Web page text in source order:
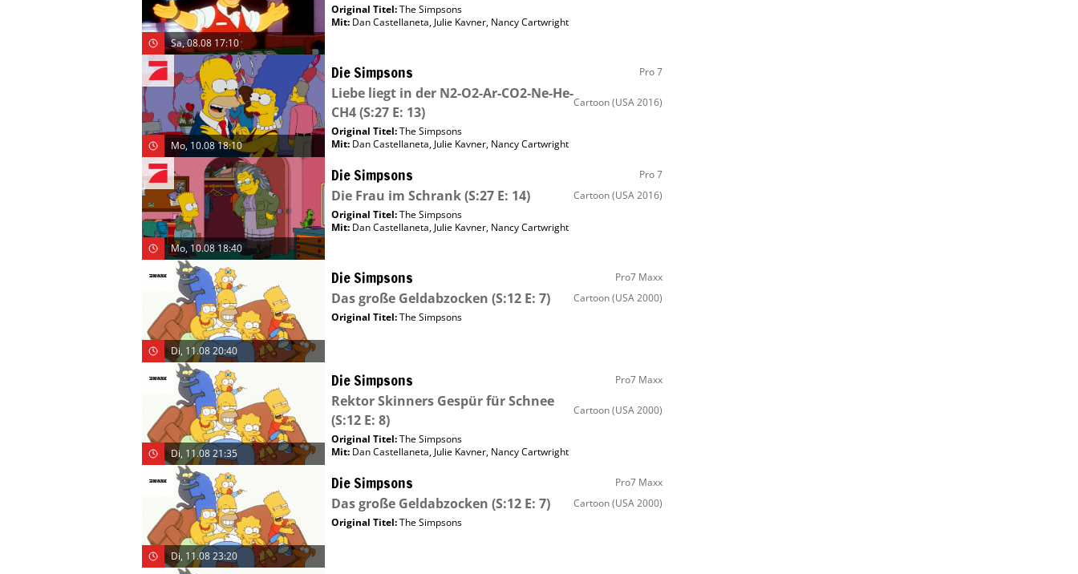
Sa, 08.08 17:10
Original Titel:The Simpsons
Mit: Dan Castellaneta, Julie Kavner, Nancy Cartwright
Mo, 10.08 18:10
Die Simpsons Pro 7
Liebe liegt in der N2-O2-Ar-CO2-Ne-He-
CH4(S:27 E: 13)
Cartoon(USA 2016)
Original Titel:The Simpsons
Mit: Dan Castellaneta, Julie Kavner, Nancy Cartwright
Mo, 10.08 18:40
Die Simpsons Pro 7
Die Frau im Schrank(S:27 E: 14) Cartoon(USA 2016)
Original Titel:The Simpsons
Mit: Dan Castellaneta, Julie Kavner, Nancy Cartwright
Di, 11.08 20:40
Die Simpsons Pro7 Maxx
Das große Geldabzocken (S:12 E: 7) Cartoon(USA 2000)
Original Titel:The Simpsons
Di, 11.08 21:35
Die Simpsons Pro7 Maxx
Rektor Skinners Gespür für Schnee
(S:12 E: 8)
Cartoon(USA 2000)
Original Titel:The Simpsons
Mit: Dan Castellaneta, Julie Kavner, Nancy Cartwright
Di, 11.08 23:20
Die Simpsons Pro7 Maxx
Das große Geldabzocken (S:12 E: 7) Cartoon(USA 2000)
Original Titel:The Simpsons